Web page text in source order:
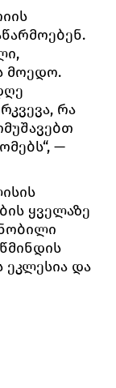
მოედო.
რა
—
ყველაზე
ეკლესია და